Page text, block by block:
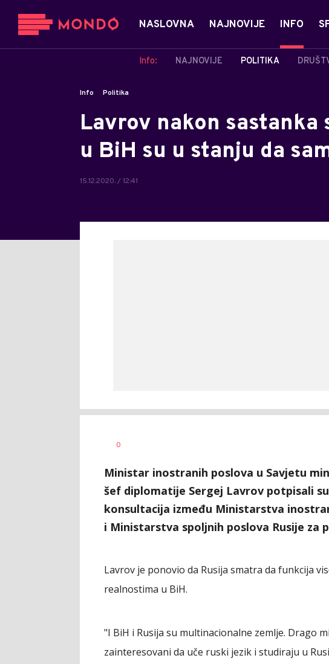
NASLOVNA NAJNOVIJE INFO
Info: NAJNOVIJE POLITIKA
Info Politika
Lavrov nakon sastanka
u BiH su u stanju da
15.12.2020. / 12:41
AUTOR
0
Ministar inostranih poslova u Savjetu
šef diplomatije Sergej Lavrov potpisali
konsultacija između Ministarstva
i Ministarstva spoljnih poslova Rusije za
Lavrov je ponovio da Rusija smatra da funkcija
realnostima u BiH.
"I BiH i Rusija su multinacionalne zemlje. Drago
zainteresovani da uče ruski jezik i studiraju u